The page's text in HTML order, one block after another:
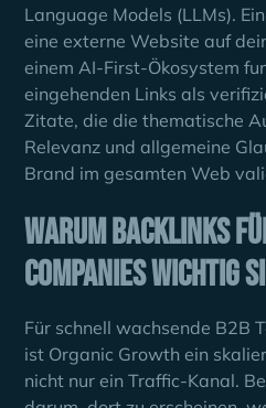
Language Models (LLMs).
eine externe Website auf
einem AI-First-Ökosystem
eingehenden Links als
Zitate, die die thematische
Relevanz und allgemeine
Brand im gesamten Web
Warum Backlinks
Companies wichtig
Für schnell wachsende B2B
ist Organic Growth ein
nicht nur ein Traffic-Kanal.